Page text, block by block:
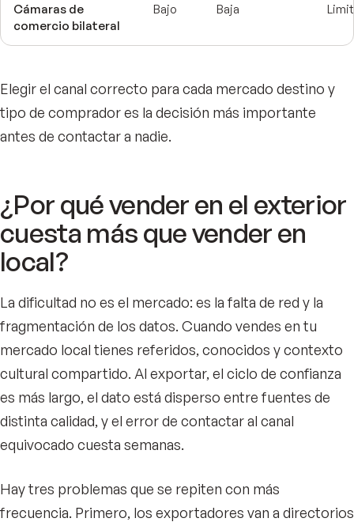
Cámaras de
comercio bilateral
Bajo Baja
Elegir el canal correcto para cada mercado destino y
tipo de comprador es la decisión más importante
antes de contactar a nadie.
¿Por qué vender en el exterior
cuesta más que vender en
local?
La dificultad no es el mercado: es la falta de red y la
fragmentación de los datos. Cuando vendes en tu
mercado local tienes referidos, conocidos y contexto
cultural compartido. Al exportar, el ciclo de confianza
es más largo, el dato está disperso entre fuentes de
distinta calidad, y el error de contactar al canal
equivocado cuesta semanas.
Hay tres problemas que se repiten con más
frecuencia. Primero, los exportadores van a directorios